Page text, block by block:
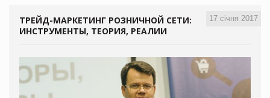
17 січня 2017
ТРЕЙД-МАРКЕТИНГ РОЗНИЧНОЙ СЕТИ:
ИНСТРУМЕНТЫ, ТЕОРИЯ, РЕАЛИИ